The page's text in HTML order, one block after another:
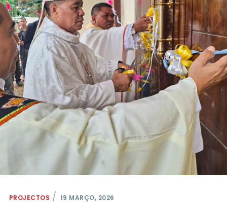
PROJECTOS 19 MARÇO, 2026